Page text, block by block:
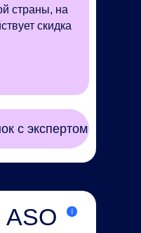
с экспертом
страны, на
скидка
ASO